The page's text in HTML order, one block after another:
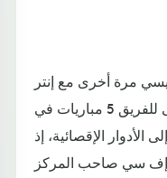
مرة أخرى مع إنتر
ميامي بسبب الإصابة، حيث يتبقى للفريق 5 مباريات في
الإقصائية، إذ
إف سي صاحب المركز